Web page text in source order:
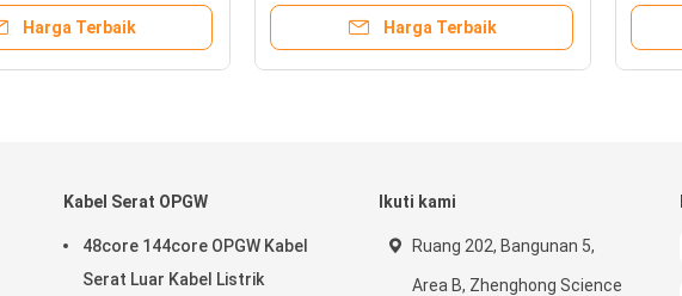
Harga Terbaik Harga Terbaik
Kabel Serat OPGW
48core 144core OPGW Kabel
Serat Luar Kabel Listrik
Ikuti kami
Ruang 202, Bangunan 5,
Area B, Zhenghong Science